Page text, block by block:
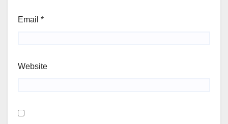
Email *
Website